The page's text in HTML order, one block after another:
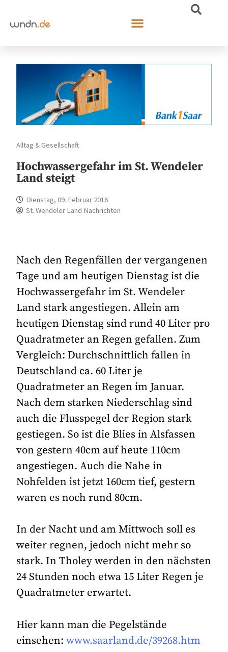
Alltag & Gesellschaft
Hochwassergefahr im St. Wendeler
Land steigt
Dienstag, 09. Februar 2016
St. Wendeler Land Nachrichten
Nach den Regenfällen der vergangenen
Tage und am heutigen Dienstag ist die
Hochwassergefahr im St. Wendeler
Land stark angestiegen. Allein am
heutigen Dienstag sind rund 40 Liter pro
Quadratmeter an Regen gefallen. Zum
Vergleich: Durchschnittlich fallen in
Deutschland ca. 60 Liter je
Quadratmeter an Regen im Januar.
Nach dem starken Niederschlag sind
auch die Flusspegel der Region stark
gestiegen. So ist die Blies in Alsfassen
von gestern 40cm auf heute 110cm
angestiegen. Auch die Nahe in
Nohfelden ist jetzt 160cm tief, gestern
waren es noch rund 80cm.
In der Nacht und am Mittwoch soll es
weiter regnen, jedoch nicht mehr so
stark. In Tholey werden in den nächsten
24 Stunden noch etwa 15 Liter Regen je
Quadratmeter erwartet.
Hier kann man die Pegelstände
einsehen:www.saarland.de/39268.htm